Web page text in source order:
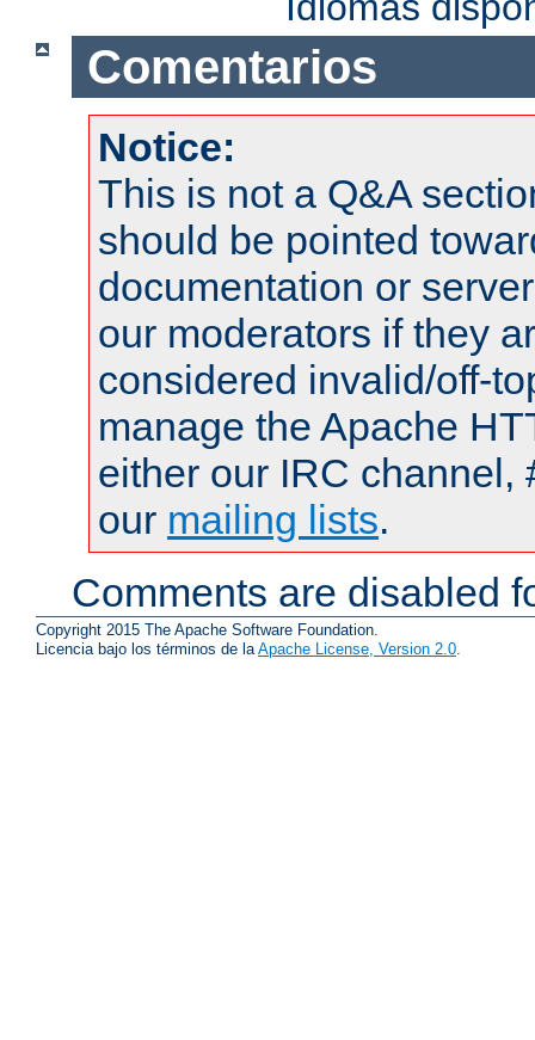
Comentarios
Notice:
This is not a Q&A
should be pointed
documentation or
our moderators if they
considered invalid/off-
manage the Apache
either our IRC channel,
our mailing lists.
Comments are disabled
Copyright 2015 The Apache Software Foundation.
Licencia bajo los términos de la Apache License, Version 2.0